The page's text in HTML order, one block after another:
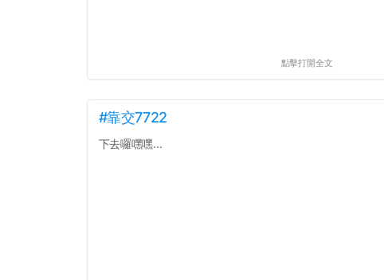
點擊打開全文
#靠交7722
下去囉嘿嘿...